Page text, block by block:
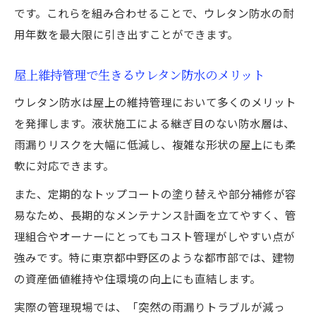
です。これらを組み合わせることで、ウレタン防水の耐
用年数を最大限に引き出すことができます。
屋上維持管理で生きるウレタン防水のメリット
ウレタン防水は屋上の維持管理において多くのメリット
を発揮します。液状施工による継ぎ目のない防水層は、
雨漏りリスクを大幅に低減し、複雑な形状の屋上にも柔
軟に対応できます。
また、定期的なトップコートの塗り替えや部分補修が容
易なため、長期的なメンテナンス計画を立てやすく、管
理組合やオーナーにとってもコスト管理がしやすい点が
強みです。特に東京都中野区のような都市部では、建物
の資産価値維持や住環境の向上にも直結します。
実際の管理現場では、「突然の雨漏りトラブルが減っ